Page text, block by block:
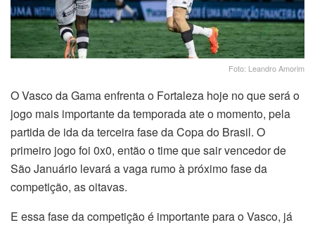
Foto: Leandro Amorim
O Vasco da Gama enfrenta o Fortaleza hoje no que será o
jogo mais importante da temporada ate o momento, pela
partida de ida da terceira fase da Copa do Brasil. O
primeiro jogo foi 0x0, então o time que sair vencedor de
São Januário levará a vaga rumo à próximo fase da
competição, as oitavas.
E essa fase da competição é importante para o Vasco, já